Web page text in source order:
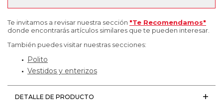
Te invitamos a revisar nuestra sección "Te Recomendamos"
donde encontrarás artículos similares que te pueden interesar.
También puedes visitar nuestras secciones:
Polito
Vestidos y enterizos
DETALLE DE PRODUCTO